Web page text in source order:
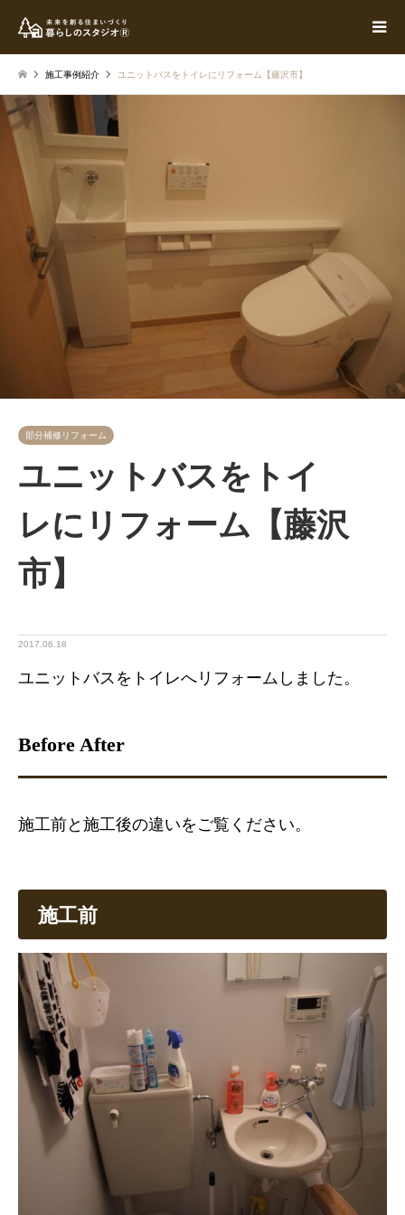
施工事例紹介 ユニットバスをトイレにリフォーム【藤沢市】
部分補修リフォーム
ユニットバスをトイ
レにリフォーム【藤沢
市】
2017.06.18
ユニットバスをトイレへリフォームしました。
Before After
施工前と施工後の違いをご覧ください。
施工前